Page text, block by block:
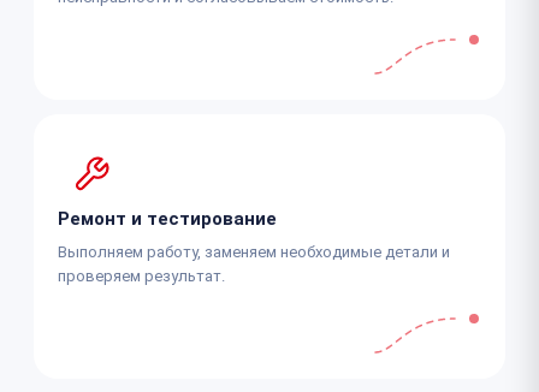
Ремонт и тестирование
Выполняем работу, заменяем необходимые детали и
проверяем результат.